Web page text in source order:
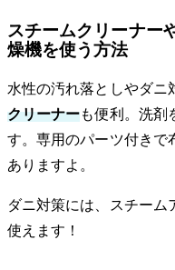
スチームクリーナー
燥機を使う方法
水性の汚れ落としやダニ
クリーナーも便利。洗剤
す。専用のパーツ付きで
ありますよ。
ダニ対策には、スチーム
使えます！